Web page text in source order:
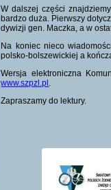
W dalszej części
bardzo duża. Pierwszy
dywizji gen. Maczka, a w
Na koniec nieco
polsko-bolszewickiej a
Wersja elektroniczna
www.szpzl.pl .
Zapraszamy do lektury.